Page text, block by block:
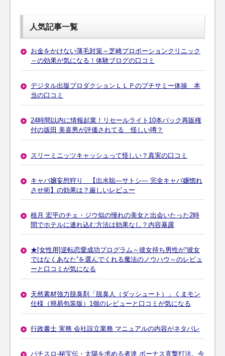
人気記事一覧
お金をかけない薄毛対策～芝崎プロポーションクリニック
～の効果が気になる！体験ブログの口コミ
デジタル出版プロダクションＬＬＰのプチサミー体操 本
当の口コミ
24時間以内に情報起業！リセールライト10本パック再販権
付の坂田 美喜男が評価されてる 怪しい噂？
スリーミニッツキャッシュって怪しい？真実の口コミ
キャバ嬢妄想狩り 【出水聡―サトシ― 完全キャバ嬢惚れ
させ術】の効果は？厳しいレビュー
植月 宏平のチェ・ジウ似の憧れの美女と出会いたった2時
間でホテルに連れ込む方法は効果なし？内容暴露
★[女性用]逆転恋愛成功プログラム～彼女持ち男性が“彼女
ではなくあなた”を選んでくれる魔法のノウハウ～のレビュ
ーと口コミが気になる
天然素材強力脱臭剤「脱臭人（ダッシュート）」くまモン
仕様（簡易包装版）1個のレビューと口コミが気になる
行政書士 実務 会社設立業務 マニュアルの内容がネタバレ
パチスロ-秘宝伝・太陽を求める者達 ボーナス直撃打法。今